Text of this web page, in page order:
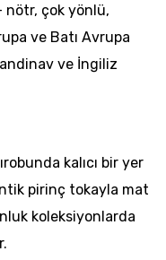
nötr, çok yönlü,
ve Batı Avrupa
ve İngiliz
kalıcı bir yer
pirinç tokayla mat
koleksiyonlarda